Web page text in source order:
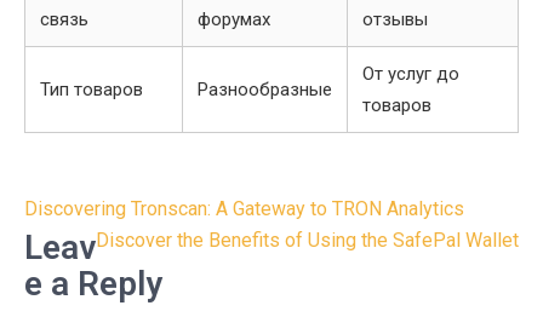
связь
форумах
отзывы
Тип товаров Разнообразные
От услуг до
товаров
Post
navigation
Discovering Tronscan: A Gateway to TRON Analytics
Discover the Benefits of Using the SafePal Wallet
Leav
e a Reply